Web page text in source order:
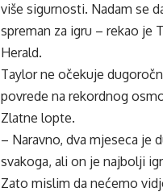
više sigurnosti. Nadam se
spreman za igru – rekao je
Herald.
Taylor ne očekuje
povrede na rekordnog
Zlatne lopte.
– Naravno, dva mjeseca je
svakoga, ali on je najbolji
Zato mislim da nećemo